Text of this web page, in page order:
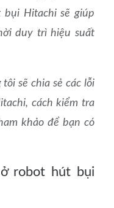
bụi Hitachi sẽ giúp
duy trì hiệu suất
sẽ chia sẻ các lỗi
cách kiểm tra
khảo để bạn có
robot hút bụi